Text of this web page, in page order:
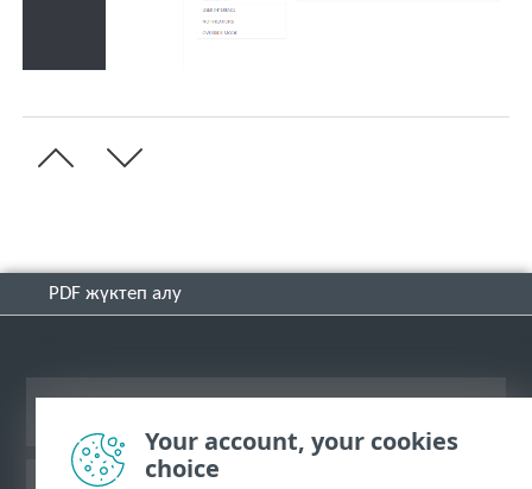
PDF жүктеп алу
Your account, your cookies
choice